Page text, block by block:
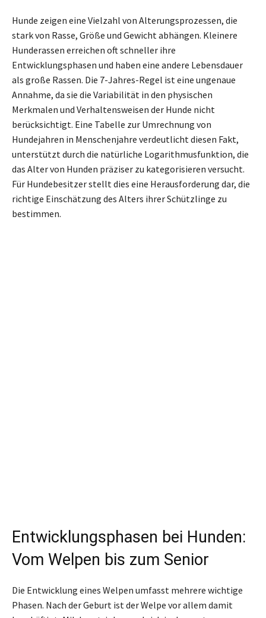
Hunde zeigen eine Vielzahl von Alterungsprozessen, die
stark von Rasse, Größe und Gewicht abhängen. Kleinere
Hunderassen erreichen oft schneller ihre
Entwicklungsphasen und haben eine andere Lebensdauer
als große Rassen. Die 7-Jahres-Regel ist eine ungenaue
Annahme, da sie die Variabilität in den physischen
Merkmalen und Verhaltensweisen der Hunde nicht
berücksichtigt. Eine Tabelle zur Umrechnung von
Hundejahren in Menschenjahre verdeutlicht diesen Fakt,
unterstützt durch die natürliche Logarithmusfunktion, die
das Alter von Hunden präziser zu kategorisieren versucht.
Für Hundebesitzer stellt dies eine Herausforderung dar, die
richtige Einschätzung des Alters ihrer Schützlinge zu
bestimmen.
Entwicklungsphasen bei Hunden:
Vom Welpen bis zum Senior
Die Entwicklung eines Welpen umfasst mehrere wichtige
Phasen. Nach der Geburt ist der Welpe vor allem damit